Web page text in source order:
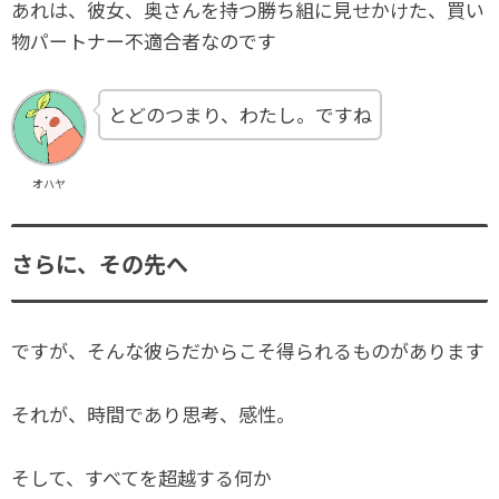
あれは、彼女、奥さんを持つ勝ち組に見せかけた、買い
物パートナー不適合者なのです
オハヤ
とどのつまり、わたし。ですね
さらに、その先へ
ですが、そんな彼らだからこそ得られるものがあります
それが、時間であり思考、感性。
そして、すべてを超越する何か